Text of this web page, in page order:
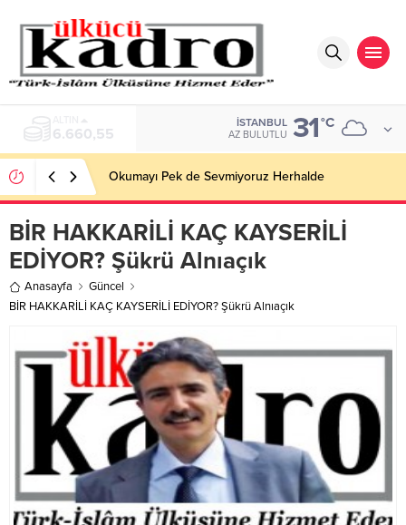
13.779,39
İSTANBUL
AZ BULUTLU 31°C
Okumayı Pek de Sevmiyoruz Herhalde
BİR HAKKARİLİ KAÇ KAYSERİLİ
EDİYOR? Şükrü Alnıaçık
Anasayfa
Güncel
BİR HAKKARİLİ KAÇ KAYSERİLİ EDİYOR? Şükrü Alnıaçık